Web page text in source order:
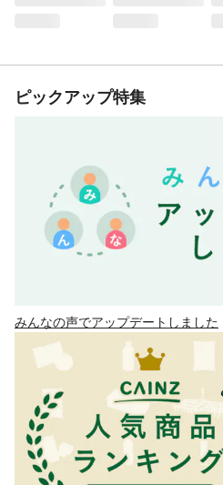
ピックアップ特集
みんなの声でアップデートしました